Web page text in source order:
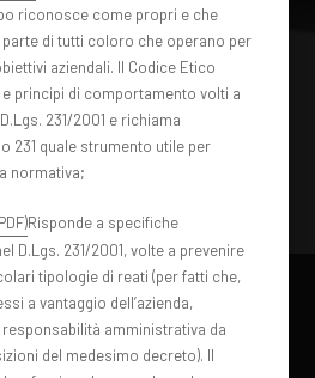
riconosce come propri e che
parte di tutti coloro che operano per
aziendali. Il Codice Etico
e principi di comportamento volti a
231/2001 e richiama
231 quale strumento utile per
normativa;
Risponde a specifiche
D.Lgs. 231/2001, volte a prevenire
tipologie di reati (per fatti che,
a vantaggio dell’azienda,
amministrativa da
del medesimo decreto). Il